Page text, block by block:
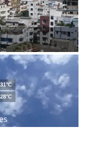
31°C
28°C